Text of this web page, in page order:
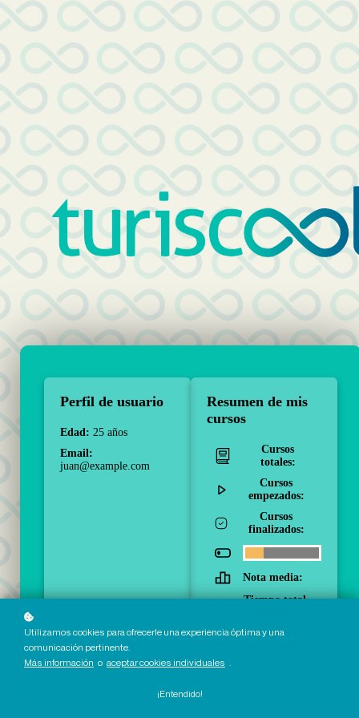
Perfil de usuario
Edad: 25 años
Email:
juan@example.com
Resumen de mis
cursos
Cursos
totales:
Cursos
empezados:
Cursos
finalizados:
Nota media:
Tiempo total
Último curso
Utilizamos cookies para ofrecerle una experiencia óptima y una
comunicación pertinente.
Más información o aceptar cookies individuales .
¡Entendido!